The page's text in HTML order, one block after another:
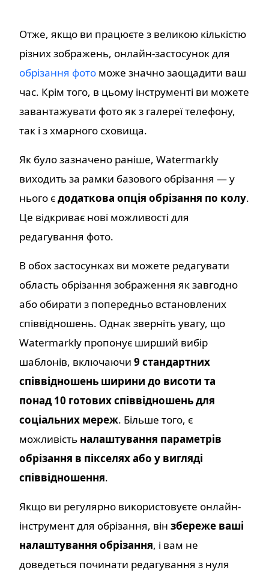
Отже, якщо ви працюєте з великою кількістю
різних зображень, онлайн-застосунок для
обрізання фото може значно заощадити ваш
час. Крім того, в цьому інструменті ви можете
завантажувати фото як з галереї телефону,
так і з хмарного сховища.
Як було зазначено раніше, Watermarkly
виходить за рамки базового обрізання — у
нього єдодаткова опція обрізання по колу.
Це відкриває нові можливості для
редагування фото.
В обох застосунках ви можете редагувати
область обрізання зображення як завгодно
або обирати з попередньо встановлених
співвідношень. Однак зверніть увагу, що
Watermarkly пропонує ширший вибір
шаблонів, включаючи 9 стандартних
співвідношень ширини до висоти та
понад 10 готових співвідношень для
соціальних мереж. Більше того, є
можливість налаштування параметрів
обрізання в пікселях або у вигляді
співвідношення.
Якщо ви регулярно використовуєте онлайн-
інструмент для обрізання, він збереже ваші
налаштування обрізання, і вам не
доведеться починати редагування з нуля